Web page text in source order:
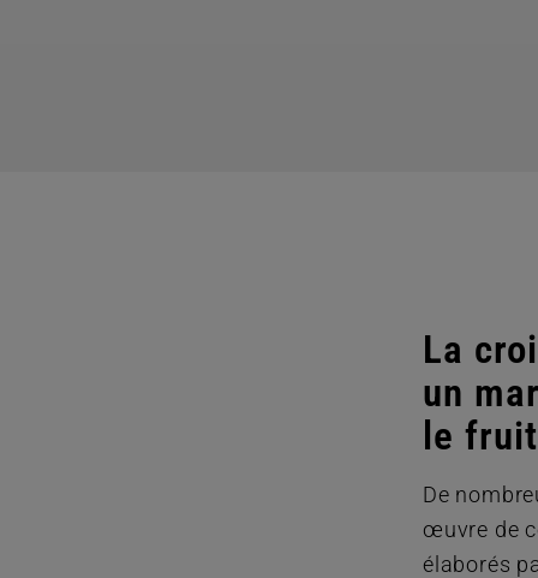
La
un
le
De
œuvre de
élaborés